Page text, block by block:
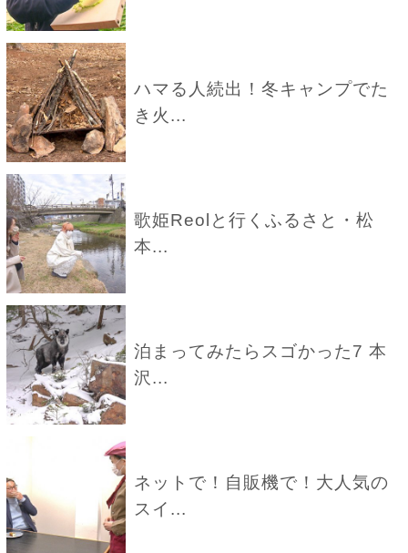
ハマる人続出！冬キャンプでた
き火...
歌姫Reolと行くふるさと・松
本...
泊まってみたらスゴかった7 本
沢...
ネットで！自販機で！大人気の
スイ...